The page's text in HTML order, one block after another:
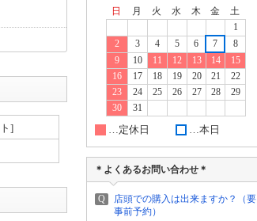
）
]
日 月 火 水 木 金
土
1
2
3 4 5 6 7
8
9
10 11 12 13 14
15
16
17 18 19 20 21
22
23
24 25 26 27 28
29
30
31
…定休日 …本日
＊よくあるお問い合わせ＊
Q
店頭での購入は出来ますか？（要
事前予約）